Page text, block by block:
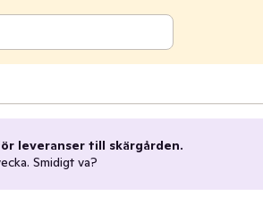
leveranser till skärgården.
Smidigt va?